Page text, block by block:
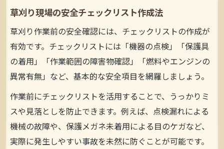
草刈り現場の安全チェックリスト作成法
草刈り作業前の安全確認には、チェックリストの作成が
有効です。チェックリストには「機器の点検」「保護具
の着用」「作業範囲の障害物確認」「燃料やエンジンの
異常有無」など、基本的な安全項目を網羅しましょう。
作業前にチェックリストを活用することで、うっかりミ
スや見落としを防止できます。例えば、点検漏れによる
機械の故障や、保護メガネ未着用による目のケガなど、
実際に発生しやすい事故を未然に防ぐことが可能です。